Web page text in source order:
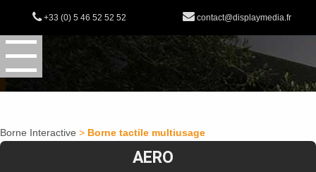
+33 (0) 5 46 52 52 52 contact@displaymedia.fr
AERO
Borne Interactive > Borne tactile multiusage